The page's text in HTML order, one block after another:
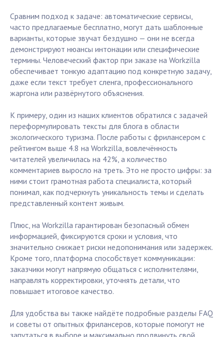
Сравним подход к задаче: автоматические сервисы,
часто предлагаемые бесплатно, могут дать шаблонные
варианты, которые звучат бездушно — они не всегда
демонстрируют нюансы интонации или специфические
термины. Человеческий фактор при заказе на Workzilla
обеспечивает тонкую адаптацию под конкретную задачу,
даже если текст требует сленга, профессионального
жаргона или развёрнутого объяснения.
К примеру, один из наших клиентов обратился с задачей
переформулировать тексты для блога в области
экологического туризма. После работы с фрилансером с
рейтингом выше 4.8 на Workzilla, вовлечённость
читателей увеличилась на 42%, а количество
комментариев выросло на треть. Это не просто цифры: за
ними стоит грамотная работа специалиста, который
понимал, как подчеркнуть уникальность темы и сделать
представленный контент живым.
Плюс, на Workzilla гарантирован безопасный обмен
информацией, фиксируются сроки и условия, что
значительно снижает риски недопонимания или задержек.
Кроме того, платформа способствует коммуникации:
заказчики могут напрямую общаться с исполнителями,
направлять корректировки, уточнять детали, что
повышает итоговое качество.
Для удобства вы также найдёте подробные разделы FAQ
и советы от опытных фрилансеров, которые помогут не